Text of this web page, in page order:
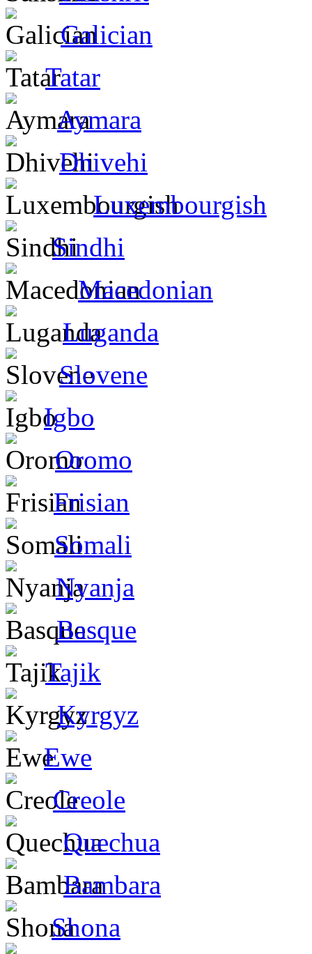
Galician
Tatar
Aymara
Dhivehi
Luxembourgish
Sindhi
Macedonian
Luganda
Slovene
Igbo
Oromo
Frisian
Somali
Nyanja
Basque
Tajik
Kyrgyz
Ewe
Creole
Quechua
Bambara
Shona